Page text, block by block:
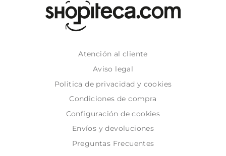
Atención al cliente
Aviso legal
Politica de privacidad y cookies
Condiciones de compra
Configuración de cookies
Envíos y devoluciones
Preguntas Frecuentes